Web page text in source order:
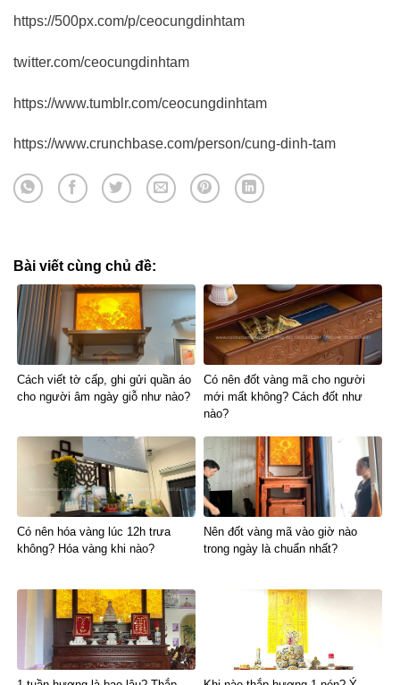
https://500px.com/p/ceocungdinhtam
twitter.com/ceocungdinhtam
https://www.tumblr.com/ceocungdinhtam
https://www.crunchbase.com/person/cung-dinh-tam
Bài viết cùng chủ đề:
Cách viết tờ cấp, ghi gửi quần áo
cho người âm ngày giỗ như nào?
Có nên đốt vàng mã cho người
mới mất không? Cách đốt như
nào?
Có nên hóa vàng lúc 12h trưa
không? Hóa vàng khi nào?
Nên đốt vàng mã vào giờ nào
trong ngày là chuẩn nhất?